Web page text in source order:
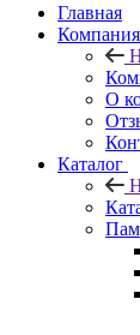
Главная
Компания
О
Каталог